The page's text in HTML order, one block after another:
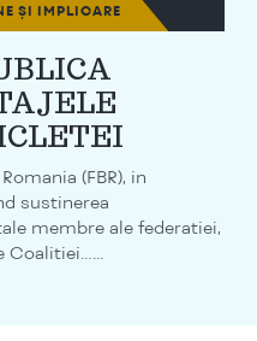
ȘI IMPLICARE
(FBR), in
sustinerea
membre ale federatiei,